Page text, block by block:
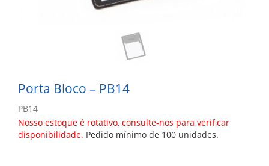
Porta Bloco – PB14
PB14
Nosso estoque é rotativo, consulte-nos para verificar
disponibilidade. Pedido mínimo de 100 unidades.